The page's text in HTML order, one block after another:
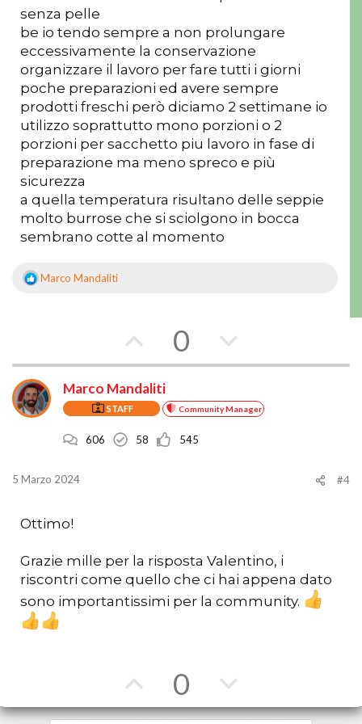
o
r
e
r
o
senza pelle
be io tendo sempre a non prolungare
eccessivamente la conservazione
organizzare il lavoro per fare tutti i giorni
poche preparazioni ed avere sempre
prodotti freschi però diciamo 2 settimane io
utilizzo soprattutto mono porzioni o 2
porzioni per sacchetto piu lavoro in fase di
preparazione ma meno spreco e più
sicurezza
a quella temperatura risultano delle seppie
molto burrose che si sciolgono in bocca
sembrano cotte al momento
R
i
:
Marco Mandaliti
o
t
a
a
o
r
0
o
t
a
r
o
Marco Mandaliti
STAFF Community Manager
606 58 545
5 Marzo 2024 #4
Ottimo!
Grazie mille per la risposta Valentino, i
riscontri come quello che ci hai appena dato
sono importantissimi per la community.
o
0
o